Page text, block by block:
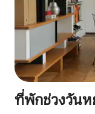
ที่พักช่วงวันห